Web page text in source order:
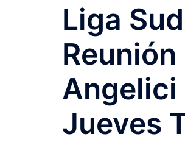
Liga
Angelici
Jueves